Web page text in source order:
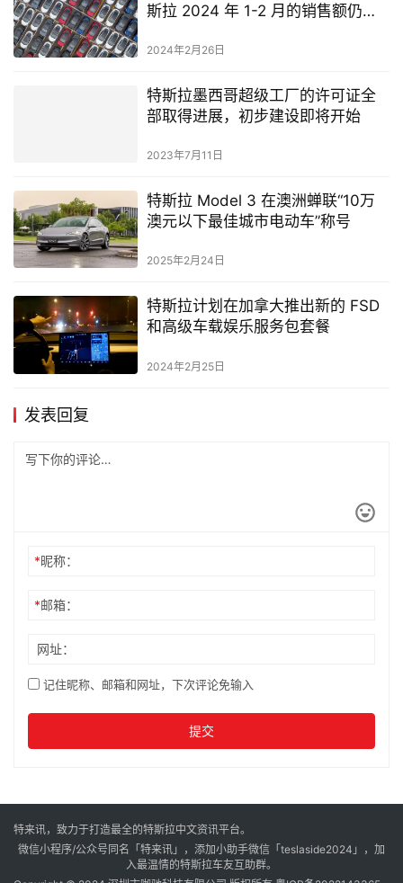
斯拉 2024 年 1-2 月的销售额仍跃
2024年2月26日
特斯拉墨西哥超级工厂的许可证全
部取得进展，初步建设即将开始
2023年7月11日
特斯拉 Model 3 在澳洲蝉联“10万
澳元以下最佳城市电动车”称号
2025年2月24日
特斯拉计划在加拿大推出新的 FSD
和高级车载娱乐服务包套餐
2024年2月25日
发表回复
*昵称：
*邮箱：
网址：
记住昵称、邮箱和网址，下次评论免输入
提交
特来讯，致力于打造最全的特斯拉中文资讯平台。
微信小程序/公众号同名「特来讯」，添加小助手微信「teslaside2024」，加
入最温情的特斯拉车友互助群。